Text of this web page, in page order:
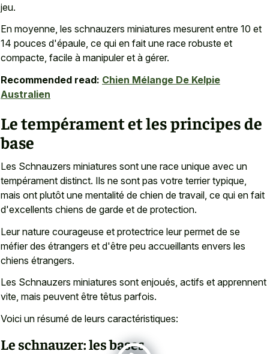
jeu.
En moyenne, les schnauzers miniatures mesurent entre 10 et
14 pouces d'épaule, ce qui en fait une race robuste et
compacte, facile à manipuler et à gérer.
Recommended read: Chien Mélange De Kelpie
Australien
Le tempérament et les principes de
base
Les Schnauzers miniatures sont une race unique avec un
tempérament distinct. Ils ne sont pas votre terrier typique,
mais ont plutôt une mentalité de chien de travail, ce qui en fait
d'excellents chiens de garde et de protection.
Leur nature courageuse et protectrice leur permet de se
méfier des étrangers et d'être peu accueillants envers les
chiens étrangers.
Les Schnauzers miniatures sont enjoués, actifs et apprennent
vite, mais peuvent être têtus parfois.
Voici un résumé de leurs caractéristiques:
Le schnauzer: les bases